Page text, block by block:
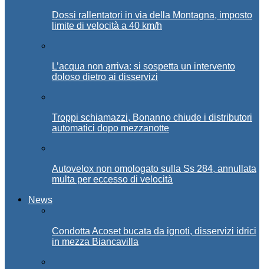
Dossi rallentatori in via della Montagna, imposto
limite di velocità a 40 km/h
L’acqua non arriva: si sospetta un intervento
doloso dietro ai disservizi
Troppi schiamazzi, Bonanno chiude i distributori
automatici dopo mezzanotte
Autovelox non omologato sulla Ss 284, annullata
multa per eccesso di velocità
News
Condotta Acoset bucata da ignoti, disservizi idrici
in mezza Biancavilla